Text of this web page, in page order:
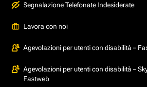
Segnalazione Telefonate Indesiderate
Lavora con noi
Agevolazioni per utenti con disabilità –
Agevolazioni per utenti con disabilità –
Fastweb